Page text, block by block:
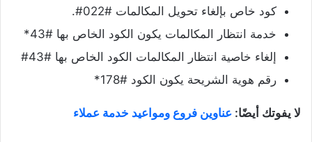
كود خاص بإلغاء تحويل المكالمات #022#.
خدمة انتظار المكالمات يكون الكود الخاص بها #43*
إلغاء خاصية انتظار المكالمات الكود الخاص بها #43#
رقم هوية الشريحة يكون الكود #178*
لا يفوتك أيضًا: عناوين فروع ومواعيد خدمة عملاء